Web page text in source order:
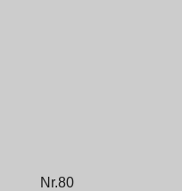
Nr.80